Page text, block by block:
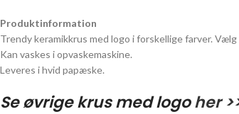
Produktinformation
Trendy keramikkrus med logo i forskellige farver.
Kan vaskes i opvaskemaskine.
Leveres i hvid papæske.
Se øvrige krus med logoher